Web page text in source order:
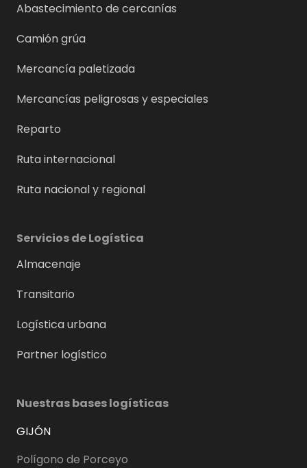
Abastecimiento de cercanías
Camión grúa
Mercancía paletizada
Mercancías peligrosas y especiales
Reparto
Ruta internacional
Ruta nacional y regional
Servicios de Logística
Almacenaje
Transitario
Logística urbana
Partner logístico
Nuestras bases logísticas
GIJÓN
Polígono de Porceyo